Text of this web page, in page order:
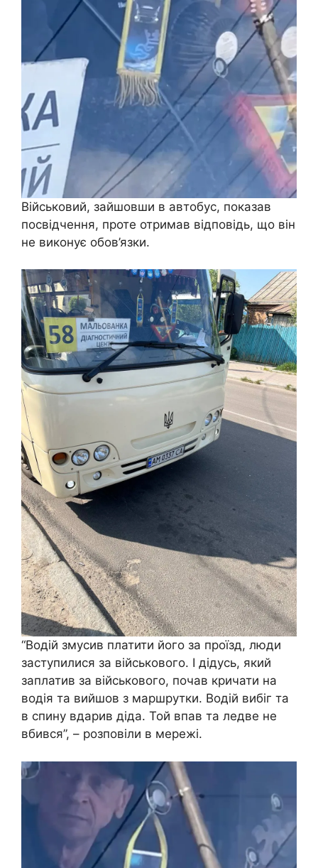
Військовий, зайшовши в автобус, показав
посвідчення, проте отримав відповідь, що він
не виконує обов’язки.
“Водій змусив платити його за проїзд, люди
заступилися за військового. І дідусь, який
заплатив за військового, почав кричати на
водія та вийшов з маршрутки. Водій вибіг та
в спину вдарив діда. Той впав та ледве не
вбився”, – розповіли в мережі.